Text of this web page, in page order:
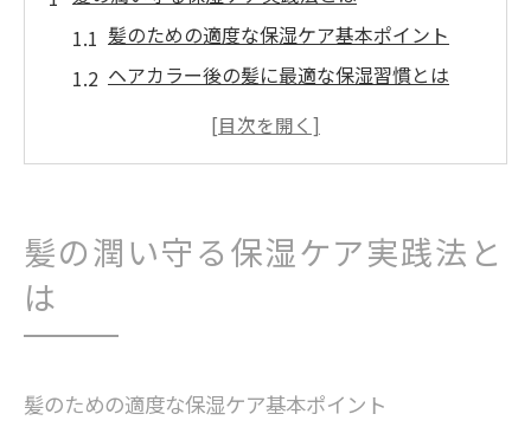
髪のための適度な保湿ケア基本ポイント
ヘアカラー後の髪に最適な保湿習慣とは
トリートメント活用で潤いを守る日常ケア
ヘアカラー後の適度な保湿感キープ術
ヘアカラー後の髪に必要な保湿ケアの秘訣
ヘアカラー後の髪を健やかに守る保湿術
髪の潤い守る保湿ケア実践法と
は
髪のための適度な保湿ケア基本ポイント